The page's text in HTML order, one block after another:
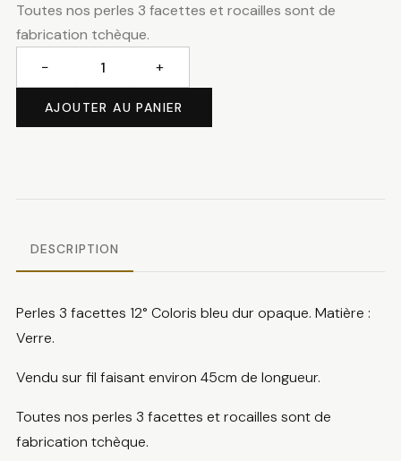
Toutes nos perles 3 facettes et rocailles sont de
fabrication tchèque.
Perles
bleu
− +
AJOUTER AU PANIER
DESCRIPTION
Perles 3 facettes 12° Coloris bleu dur opaque. Matière :
Verre.
Vendu sur fil faisant environ 45cm de longueur.
Toutes nos perles 3 facettes et rocailles sont de
fabrication tchèque.